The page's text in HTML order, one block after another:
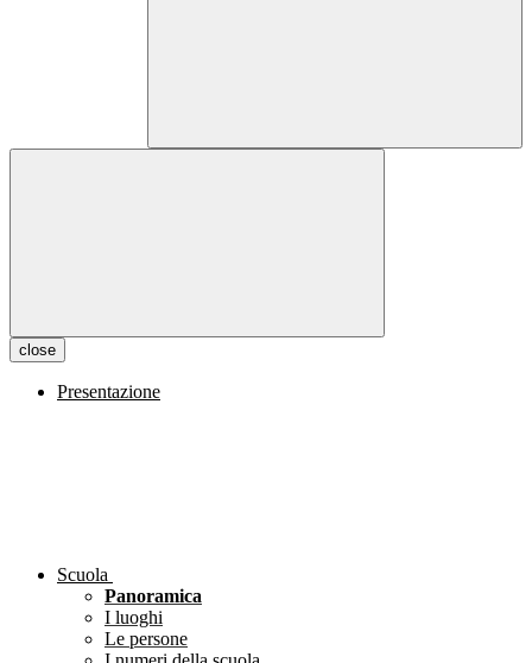
close
Presentazione
Scuola
Panoramica
I luoghi
Le persone